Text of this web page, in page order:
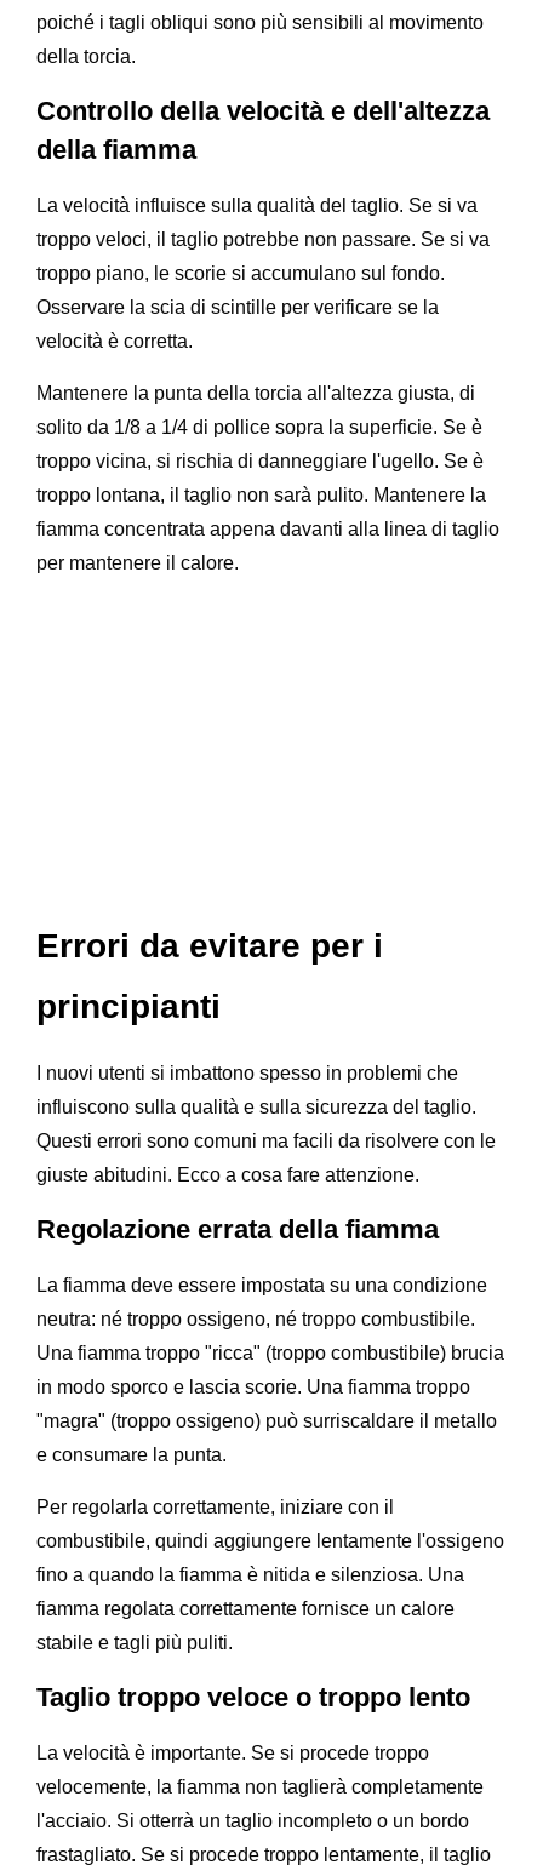
poiché i tagli obliqui sono più sensibili al movimento
della torcia.
Controllo della velocità e dell'altezza
della fiamma
La velocità influisce sulla qualità del taglio. Se si va
troppo veloci, il taglio potrebbe non passare. Se si va
troppo piano, le scorie si accumulano sul fondo.
Osservare la scia di scintille per verificare se la
velocità è corretta.
Mantenere la punta della torcia all'altezza giusta, di
solito da 1/8 a 1/4 di pollice sopra la superficie. Se è
troppo vicina, si rischia di danneggiare l'ugello. Se è
troppo lontana, il taglio non sarà pulito. Mantenere la
fiamma concentrata appena davanti alla linea di taglio
per mantenere il calore.
Errori da evitare per i
principianti
I nuovi utenti si imbattono spesso in problemi che
influiscono sulla qualità e sulla sicurezza del taglio.
Questi errori sono comuni ma facili da risolvere con le
giuste abitudini. Ecco a cosa fare attenzione.
Regolazione errata della fiamma
La fiamma deve essere impostata su una condizione
neutra: né troppo ossigeno, né troppo combustibile.
Una fiamma troppo "ricca" (troppo combustibile) brucia
in modo sporco e lascia scorie. Una fiamma troppo
"magra" (troppo ossigeno) può surriscaldare il metallo
e consumare la punta.
Per regolarla correttamente, iniziare con il
combustibile, quindi aggiungere lentamente l'ossigeno
fino a quando la fiamma è nitida e silenziosa. Una
fiamma regolata correttamente fornisce un calore
stabile e tagli più puliti.
Taglio troppo veloce o troppo lento
La velocità è importante. Se si procede troppo
velocemente, la fiamma non taglierà completamente
l'acciaio. Si otterrà un taglio incompleto o un bordo
frastagliato. Se si procede troppo lentamente, il taglio